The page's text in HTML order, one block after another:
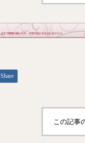
Share
この記事